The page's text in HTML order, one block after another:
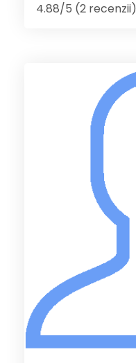
4.88/5 (2 recenzii)